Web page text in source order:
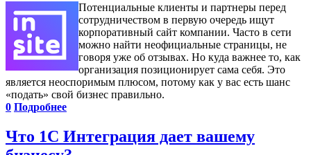
Потенциальные клиенты и партнеры перед
сотрудничеством в первую очередь ищут
корпоративный сайт компании. Часто в сети
можно найти неофициальные страницы, не
говоря уже об отзывах. Но куда важнее то, как
организация позиционирует сама себя. Это
является неоспоримым плюсом, потому как у вас есть шанс
«подать» свой бизнес правильно.
0 Подробнее
Что 1С Интеграция дает вашему